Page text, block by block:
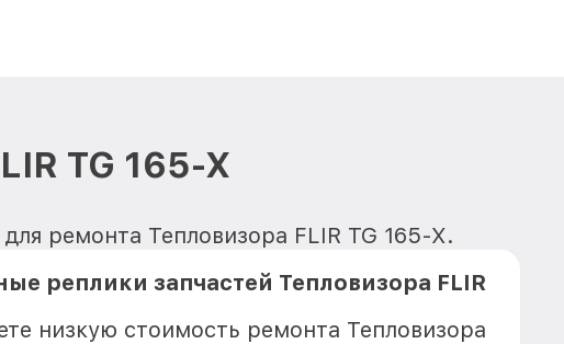
TG 165-X
ремонта Тепловизора FLIR TG 165-X.
реплики запчастей Тепловизора FLIR
низкую стоимость ремонта Тепловизора